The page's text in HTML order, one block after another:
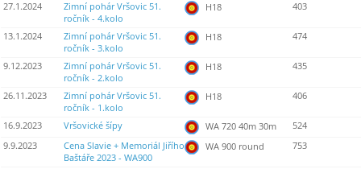
27.1.2024
Zimní pohár Vršovic 51.
ročník - 4.kolo
H18 403
13.1.2024
Zimní pohár Vršovic 51.
ročník - 3.kolo
H18 474
9.12.2023
Zimní pohár Vršovic 51.
ročník - 2.kolo
H18 435
26.11.2023
Zimní pohár Vršovic 51.
ročník - 1.kolo
H18 406
16.9.2023 Vršovické šípy WA 720 40m 30m
524
9.9.2023
Cena Slavie + Memoriál Jiřího
Baštáře 2023 - WA900
WA 900 round 753